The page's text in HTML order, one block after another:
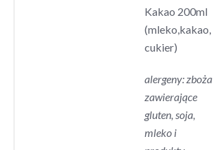
Kakao 200ml
(mleko,kakao,
cukier)
alergeny: zboża
zawierające
gluten, soja,
mleko i